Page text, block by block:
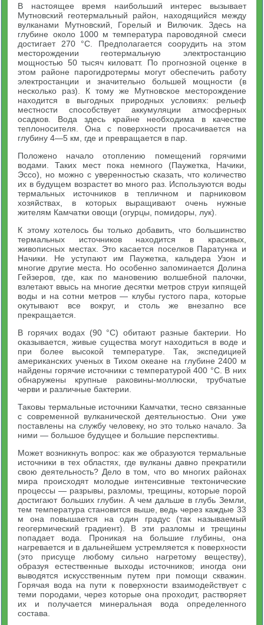
В настоящее время наибольший интерес вызывает
Мутновский геотермальный район, находящийся между
вулканами Мутновский, Горелый и Вилючик. Здесь на
глубине около 1000 м температура пароводяной смеси
достигает 270 °С. Предполагается соорудить на этом
месторождении геотермальную электростанцию
мощностью 50 тысяч киловатт. По прогнозной оценке в
этом районе парогидротермы могут обеспечить работу
электростанции и значительно большей мощности (в
несколько раз). К тому же Мутновское месторождение
находится в выгодных природных условиях: рельеф
местности способствует аккумуляции атмосферных
осадков. Вода здесь крайне необходима в качестве
теплоносителя. Она с поверхности просачивается на
глубину 4—5 км, где и превращается в пар.
Положено начало отоплению помещений горячими
водами. Таких мест пока немного (Паужетка, Начики,
Эссо), но можно с уверенностью сказать, что количество
их в будущем возрастет во много раз. Используются воды
термальных источников в тепличном и парниковом
хозяйствах, в которых выращивают очень нужные
жителям Камчатки овощи (огурцы, помидоры, лук).
К этому хотелось бы только добавить, что большинство
термальных источников находится в красивых,
живописных местах. Это касается поселков Паратунка и
Начики. Не уступают им Паужетка, кальдера Узон и
многие другие места. Но особенно запоминается Долина
Гейзеров, где, как по мановению волшебной палочки,
взлетают ввысь на многие десятки метров струи кипящей
воды и на сотни метров — клубы густого пара, которые
окутывают все вокруг, и столь же внезапно все
прекращается.
В горячих водах (90 °С) обитают разные бактерии. Но
оказывается, живые существа могут находиться в воде и
при более высокой температуре. Так, экспедицией
американских ученых в Тихом океане на глубине 2400 м
найдены горячие источники с температурой 400 °С. В них
обнаружены крупные раковины-моллюски, трубчатые
черви и различные бактерии.
Таковы термальные источники Камчатки, тесно связанные
с современной вулканической деятельностью. Они уже
поставлены на службу человеку, но это только начало. За
ними — большое будущее и большие перспективы.
Может возникнуть вопрос: как же образуются термальные
источники в тех областях, где вулканы давно прекратили
свою деятельность? Дело в том, что во многих районах
мира происходят молодые интенсивные тектонические
процессы — разрывы, разломы, трещины, которые порой
достигают больших глубин. А чем дальше в глубь Земли,
тем температура становится выше, ведь через каждые 33
м она повышается на один градус (так называемый
геогермический градиент). В эти разломы и трещины
попадает вода. Проникая на большие глубины, она
нагревается и в дальнейшем устремляется к поверхности
(это присуще любому сильно нагретому веществу),
образуя естественные выходы источников; иногда они
выводятся искусственным путем при помощи скважин.
Горячая вода на пути к поверхности взаимодействует с
теми породами, через которые она проходит, растворяет
их и получается минеральная вода определенного
состава.